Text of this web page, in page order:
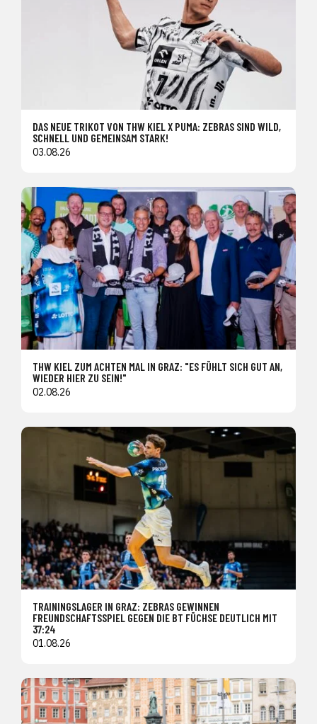
DAS NEUE TRIKOT VON THW KIEL X PUMA: ZEBRAS SIND WILD,
SCHNELL UND GEMEINSAM STARK!
03.08.26
THW KIEL ZUM ACHTEN MAL IN GRAZ: "ES FÜHLT SICH GUT AN,
WIEDER HIER ZU SEIN!"
02.08.26
TRAININGSLAGER IN GRAZ: ZEBRAS GEWINNEN
FREUNDSCHAFTSSPIEL GEGEN DIE BT FÜCHSE DEUTLICH MIT
37:24
01.08.26